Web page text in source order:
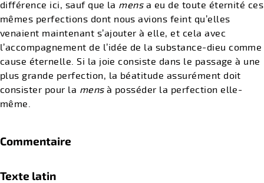
différence ici, sauf que la mensa eu de toute éternité ces
mêmes perfections dont nous avions feint qu’elles
venaient maintenant s’ajouter à elle, et cela avec
l’accompagnement de l’idée de la substance-dieu comme
cause éternelle. Si la joie consiste dans le passage à une
plus grande perfection, la béatitude assurément doit
consister pour la mensà posséder la perfection elle-
même.
Commentaire
Texte latin